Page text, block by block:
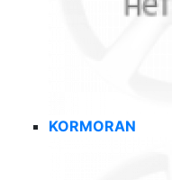
KORMORAN